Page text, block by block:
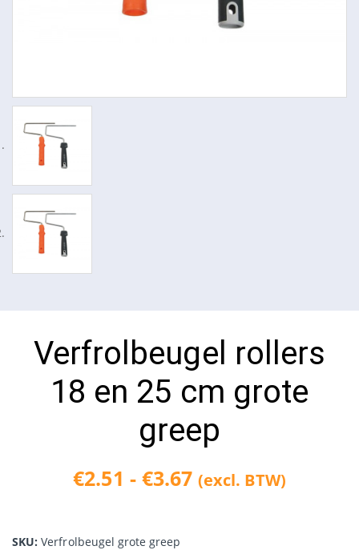
Verfrolbeugel rollers
18 en 25 cm grote
greep
€2.51 - €3.67 Prijsklasse:
(excl. BTW)
SKU:Verfrolbeugel grote greep